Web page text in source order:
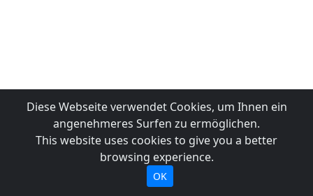
Diese Webseite verwendet Cookies, um Ihnen ein
angenehmeres Surfen zu ermöglichen.
This website uses cookies to give you a better
browsing experience.
OK